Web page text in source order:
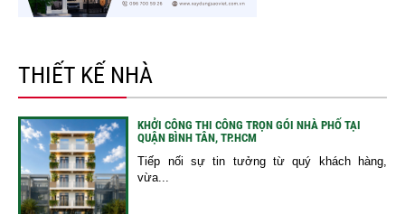
THIẾT KẾ NHÀ
KHỞI CÔNG THI CÔNG TRỌN GÓI NHÀ PHỐ TẠI
QUẬN BÌNH TÂN, TP.HCM
Tiếp nối sự tin tưởng từ quý khách hàng,
vừa...